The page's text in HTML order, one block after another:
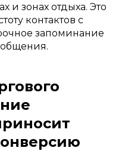
и зонах отдыха. Это
контактов с
запоминание